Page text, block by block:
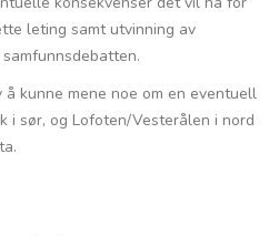
leting samt utvinning av
å kunne mene noe om en eventuell
i sør, og Lofoten/Vesterålen i nord